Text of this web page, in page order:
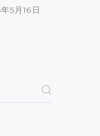
5月16日